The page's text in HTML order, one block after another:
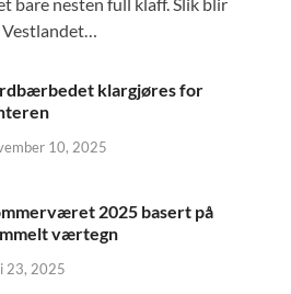
klargjøres for
10, 2025
2025 basert på
værtegn
23, 2025